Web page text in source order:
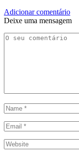
Adicionar comentário
Deixe uma mensagem